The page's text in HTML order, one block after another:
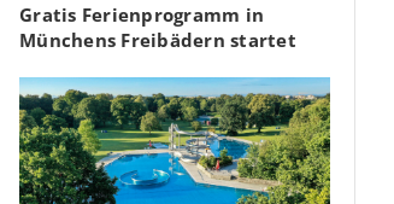
Gratis Ferienprogramm in
Münchens Freibädern startet